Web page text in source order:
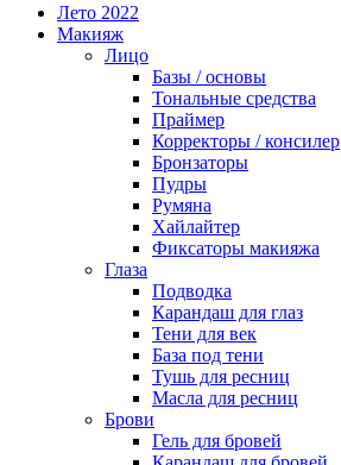
Лето 2022
Макияж
Лицо
Базы / основы
Тональные средства
Праймер
Корректоры / консилер
Бронзаторы
Пудры
Румяна
Хайлайтер
Фиксаторы макияжа
Глаза
Подводка
Карандаш для глаз
Тени для век
База под тени
Тушь для ресниц
Масла для ресниц
Брови
Гель для бровей